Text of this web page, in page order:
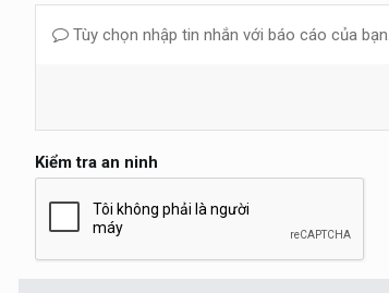
Tùy chọn nhập tin nhắn với báo cáo của bạn.
Kiểm tra an ninh